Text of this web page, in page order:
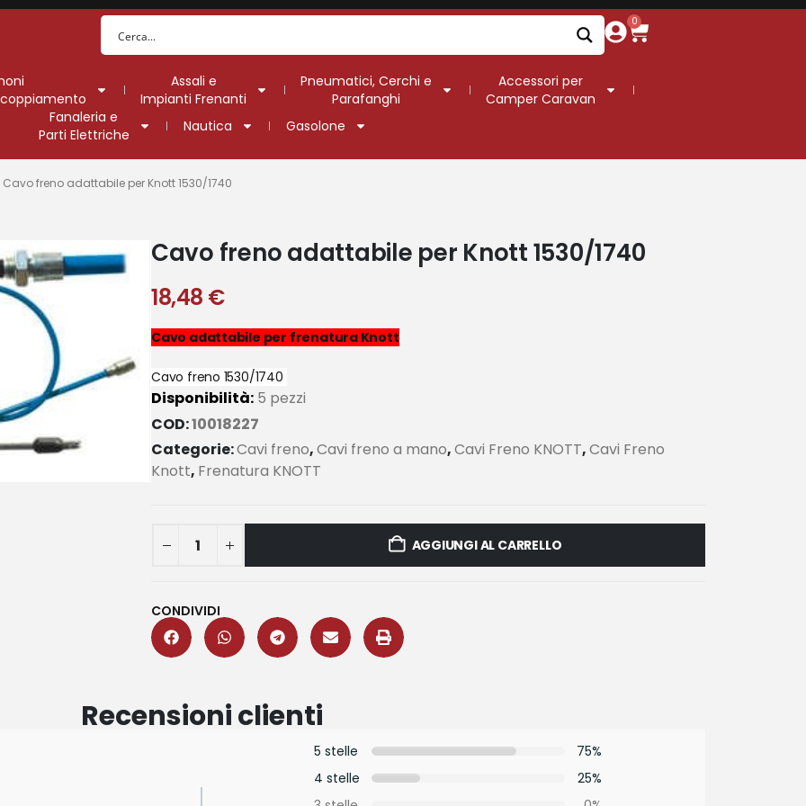
0
Assali e
Impianti Frenanti
Pneumatici, Cerchi e
Parafanghi
Accessori per
Camper Caravan
Fanaleria e
Parti Elettriche
Nautica Gasolone
freno adattabile per Knott 1530/1740
Cavo freno adattabile per Knott 1530/1740
18,48 €
Cavo adattabile per frenatura Knott
Cavo freno 1530/1740
Disponibilità: 5 pezzi
COD:10018227
Categorie:Cavi freno,Cavi freno a mano,Cavi Freno KNOTT,Cavi Freno
Knott, Frenatura KNOTT
AGGIUNGI AL CARRELLO
CONDIVIDI
Recensioni clienti
5 stelle
75%
4 stelle
25%